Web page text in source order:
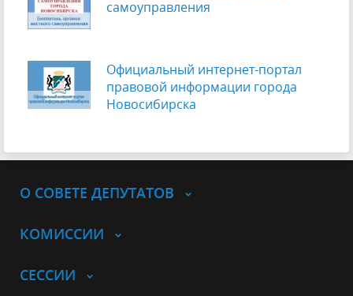
самоуправления
Официальный интернет-портал
правовой информации города
Новосибирска
О СОВЕТЕ ДЕПУТАТОВ
КОМИССИИ
СЕССИИ